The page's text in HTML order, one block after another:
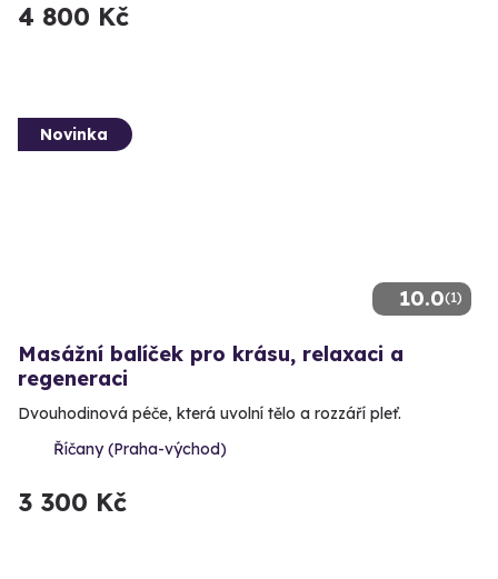
4 800 Kč
10.0(1)
Novinka
Masážní balíček pro krásu, relaxaci a
regeneraci
Dvouhodinová péče, která uvolní tělo a rozzáří pleť.
Říčany (Praha-východ)
3 300 Kč